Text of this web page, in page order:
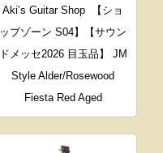
Aki’s Guitar Shop
【ショ
ップゾーン S04】【サウン
ドメッセ2026 目玉品】 JM
Style Alder/Rosewood
Fiesta Red Aged